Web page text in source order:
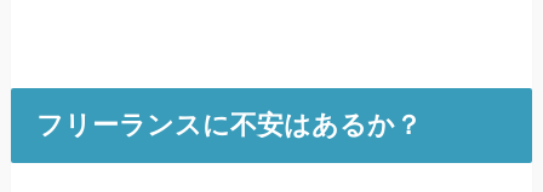
フリーランスに不安はあるか？